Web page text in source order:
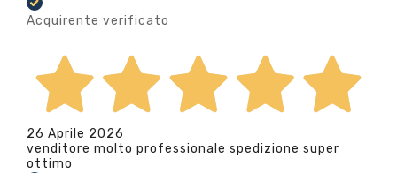
Acquirente verificato
26 Aprile 2026
venditore molto professionale spedizione super
ottimo